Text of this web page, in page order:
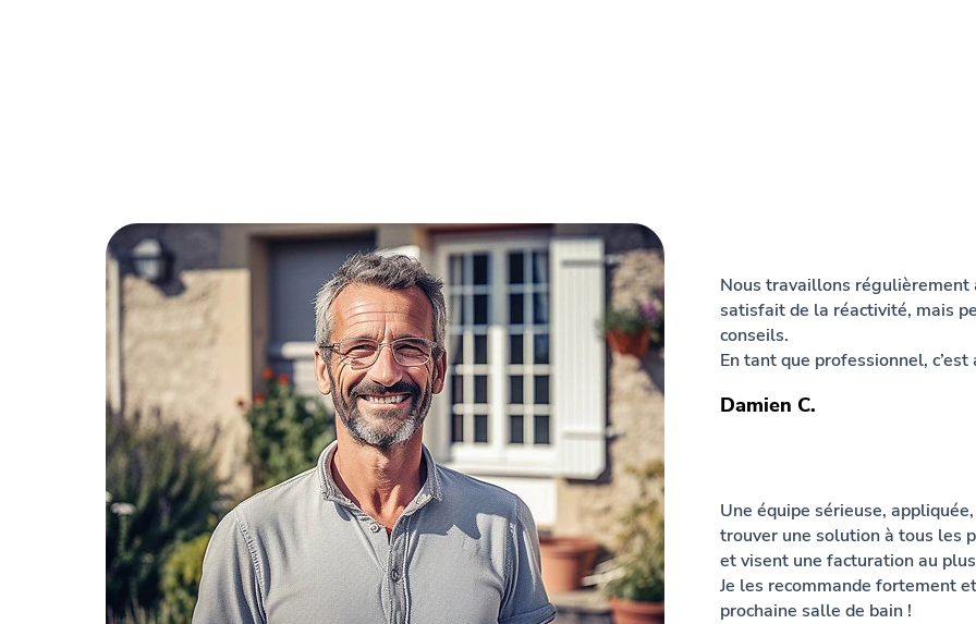
Nous travaillons régulièrement
satisfait de la réactivité, mais
conseils.
En tant que professionnel,
Damien C.
Une équipe sérieuse,
trouver une solution à tous les
et visent une facturation au
Je les recommande fortement
prochaine salle de bain !